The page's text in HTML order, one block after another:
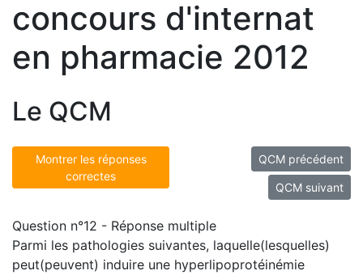
concours d'internat
en pharmacie 2012
Le QCM
Montrer les réponses
correctes
QCM précédent
QCM suivant
Question n°12 - Réponse multiple
Parmi les pathologies suivantes, laquelle(lesquelles)
peut(peuvent) induire une hyperlipoprotéinémie